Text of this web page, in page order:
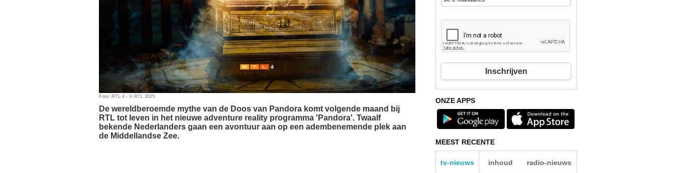
Foto: RTL 4 - © RTL 2025
De wereldberoemde mythe van de Doos van Pandora komt volgende maand bij
RTL tot leven in het nieuwe adventure reality programma 'Pandora'. Twaalf
bekende Nederlanders gaan een avontuur aan op een adembenemende plek aan
de Middellandse Zee.
Inschrijven
ONZE APPS
MEEST RECENTE
tv-nieuws inhoud radio-nieuws